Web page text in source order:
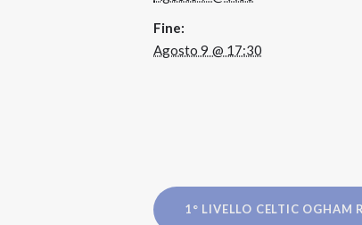
Fine:
Agosto 9 @ 17:30
1° LIVELLO CELTIC OGHAM